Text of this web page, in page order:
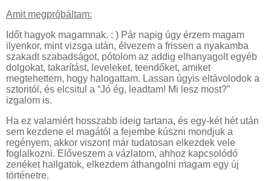
Amit megpróbáltam:
Időt hagyok magamnak. : ) Pár napig úgy érzem magam
ilyenkor, mint vizsga után, élvezem a frissen a nyakamba
szakadt szabadságot, pótolom az addig elhanyagolt egyéb
dolgokat, takarítást, leveleket, teendőket, amiket
megtehettem, hogy halogattam. Lassan úgyis eltávolodok a
sztoritól, és elcsitul a “Jó ég, leadtam! Mi lesz most?”
izgalom is.
Ha ez valamiért hosszabb ideig tartana, és egy-két hét után
sem kezdene el magától a fejembe kúszni mondjuk a
regényem, akkor viszont már tudatosan elkezdek vele
foglalkozni. Előveszem a vázlatom, ahhoz kapcsolódó
zenéket hallgatok, elkezdem áthangolni magam egy új
történetre.